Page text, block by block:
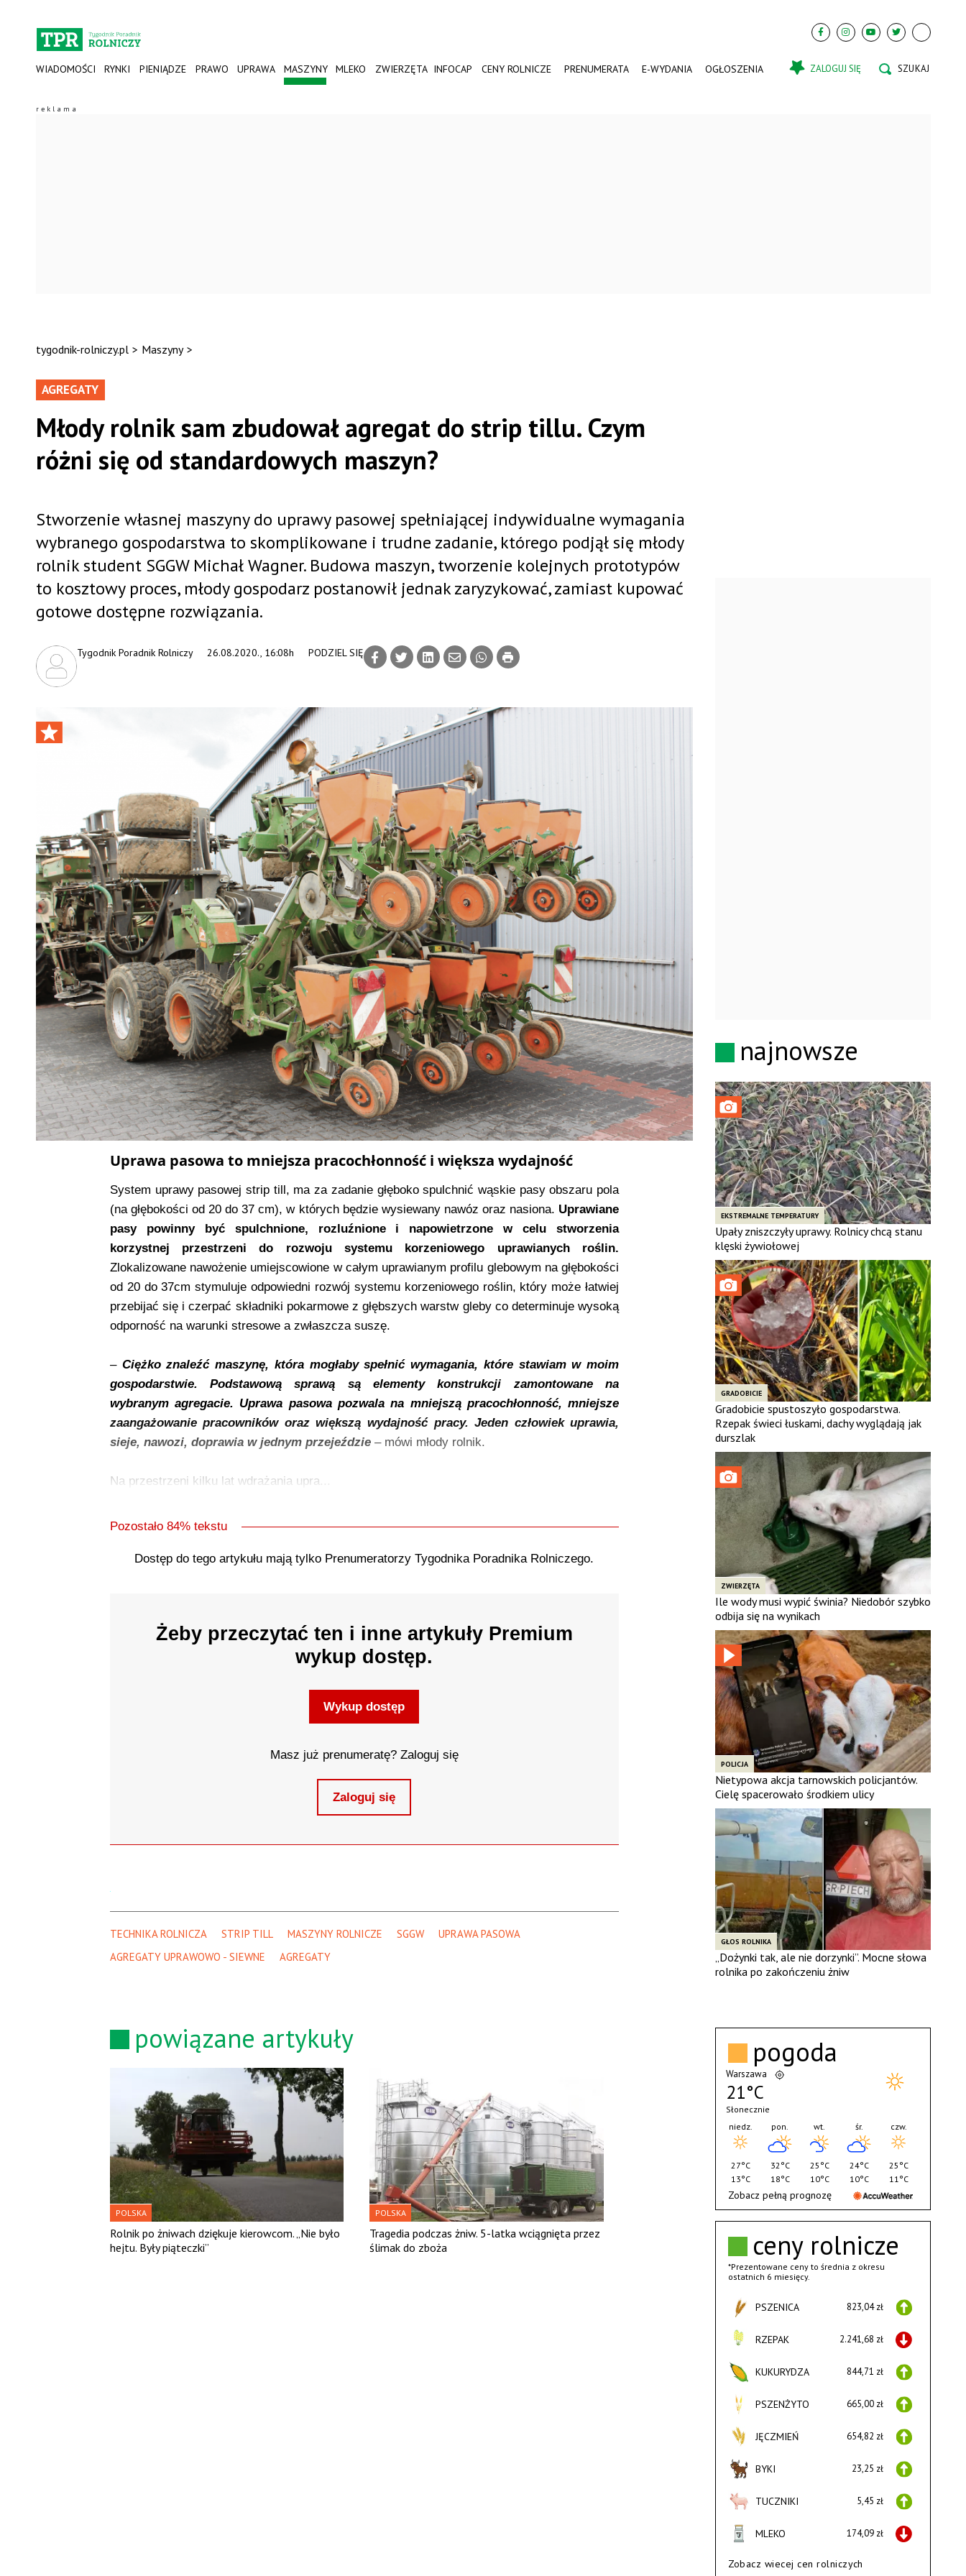
WIADOMOŚCI RYNKI PIENIĄDZE PRAWO UPRAWA MASZYNY MLEKO ZWIERZĘTA INFOCAP CENY ROLNICZE PRENUMERATA E-WYDANIA OGŁOSZENIA ZALOGUJ SIĘ
tygodnik-rolniczy.pl > Maszyny >
AGREGATY
Młody rolnik sam zbudował agregat do strip tillu. Czym
różni się od standardowych maszyn?
26.08.2020., 16:08h
Tygodnik Poradnik Rolniczy PODZIEL SIĘ
Stworzenie własnej maszyny do uprawy pasowej spełniającej indywidualne wymagania
wybranego gospodarstwa to skomplikowane i trudne zadanie, którego podjął się młody
rolnik student SGGW Michał Wagner. Budowa maszyn, tworzenie kolejnych prototypów
to kosztowy proces, młody gospodarz postanowił jednak zaryzykować, zamiast kupować
gotowe dostępne rozwiązania.
Uprawa pasowa to mniejsza pracochłonność i większa wydajność
System uprawy pasowej strip till, ma za zadanie głęboko spulchnić wąskie pasy obszaru pola
(na głębokości od 20 do 37 cm), w których będzie wysiewany nawóz oraz nasiona. Uprawiane
pasy powinny być spulchnione, rozluźnione i napowietrzone w celu stworzenia
korzystnej przestrzeni do rozwoju systemu korzeniowego uprawianych roślin.
Zlokalizowane nawożenie umiejscowione w całym uprawianym profilu glebowym na głębokości
od 20 do 37cm stymuluje odpowiedni rozwój systemu korzeniowego roślin, który może łatwiej
przebijać się i czerpać składniki pokarmowe z głębszych warstw gleby co determinuje wysoką
odporność na warunki stresowe a zwłaszcza suszę.
– Ciężko znaleźć maszynę, która mogłaby spełnić wymagania, które stawiam w moim
gospodarstwie. Podstawową sprawą są elementy konstrukcji zamontowane na
wybranym agregacie. Uprawa pasowa pozwala na mniejszą pracochłonność, mniejsze
zaangażowanie pracowników oraz większą wydajność pracy. Jeden człowiek uprawia,
sieje, nawozi, doprawia w jednym przejeździe – mówi młody rolnik.
Na przestrzeni kilku lat wdrażania upra...
Pozostało 84% tekstu
Dostęp do tego artykułu mają tylko Prenumeratorzy Tygodnika Poradnika Rolniczego.
Żeby przeczytać ten i inne artykuły Premium
wykup dostęp.
Wykup dostęp
Masz już prenumeratę? Zaloguj się
Zaloguj się
TECHNIKA ROLNICZA STRIP TILL MASZYNY ROLNICZE SGGW
UPRAWA PASOWA
AGREGATY UPRAWOWO - SIEWNE
AGREGATY
powiązane artykuły
POLSKA
Rolnik po żniwach dziękuje kierowcom. „Nie było
hejtu. Były piąteczki”
POLSKA
Tragedia podczas żniw. 5-latka wciągnięta przez
ślimak do zboża
najnowsze
EKSTREMALNE TEMPERATURY
Upały zniszczyły uprawy. Rolnicy chcą stanu
klęski żywiołowej
GRADOBICIE
Gradobicie spustoszyło gospodarstwa.
Rzepak świeci łuskami, dachy wyglądają jak
durszlak
ZWIERZĘTA
Ile wody musi wypić świnia? Niedobór szybko
odbija się na wynikach
POLICJA
Nietypowa akcja tarnowskich policjantów.
Cielę spacerowało środkiem ulicy
GŁOS ROLNIKA
„Dożynki tak, ale nie dorzynki”. Mocne słowa
rolnika po zakończeniu żniw
ceny rolnicze
*Prezentowane ceny to średnia z okresu
ostatnich 6 miesięcy.
PSZENICA 823,04 zł
RZEPAK 2.241,68 zł
KUKURYDZA 844,71 zł
PSZENŻYTO 665,00 zł
JĘCZMIEŃ 654,82 zł
BYKI 23,25 zł
TUCZNIKI 5,45 zł
MLEKO 174,09 zł
Zobacz wiecej cen rolniczych
pogoda
Warszawa
21°C
Słonecznie
niedz.
27°C
13°C
pon.
32°C
18°C
wt.
25°C
10°C
śr.
24°C
10°C
czw.
25°C
11°C
Zobacz pełną prognozę